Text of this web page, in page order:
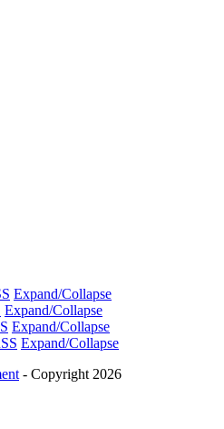
Expand/Collapse
Expand/Collapse
Expand/Collapse
Expand/Collapse
- Copyright 2026